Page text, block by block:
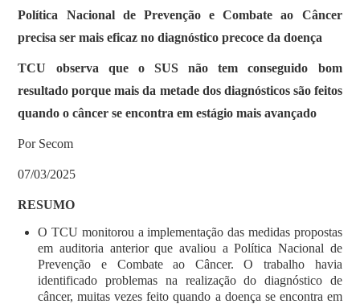
Política Nacional de Prevenção e Combate ao Câncer
precisa ser mais eficaz no diagnóstico precoce da doença
TCU observa que o SUS não tem conseguido bom
resultado porque mais da metade dos diagnósticos são feitos
quando o câncer se encontra em estágio mais avançado
Por Secom
07/03/2025
RESUMO
O TCU monitorou a implementação das medidas propostas
em auditoria anterior que avaliou a Política Nacional de
Prevenção e Combate ao Câncer. O trabalho havia
identificado problemas na realização do diagnóstico de
câncer, muitas vezes feito quando a doença se encontra em